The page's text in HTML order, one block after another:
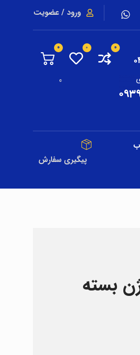
ورود / عضویت
0
پیگیری سفارش
لب ویژن بسته